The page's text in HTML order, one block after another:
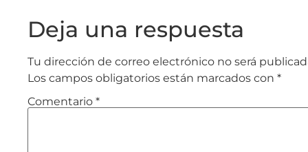
Deja una respuesta
Tu dirección de correo electrónico no será
Los campos obligatorios están marcados con *
Comentario *